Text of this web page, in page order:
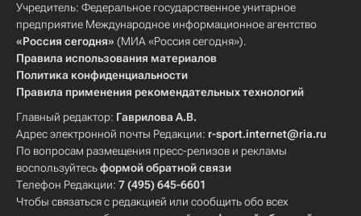
Учредитель: Федеральное государственное унитарное
предприятие Международное информационное агентство
«Россия сегодня» (МИА «Россия сегодня»).
Правила использования материалов
Политика конфиденциальности
Правила применения рекомендательных технологий
Главный редактор: Гаврилова А.В.
Адрес электронной почты Редакции: r-sport.internet@ria.ru
По вопросам размещения пресс-релизов и рекламы
воспользуйтесьформой обратной связи
Телефон Редакции: 7 (495) 645-6601
Чтобы связаться с редакцией или сообщить обо всех